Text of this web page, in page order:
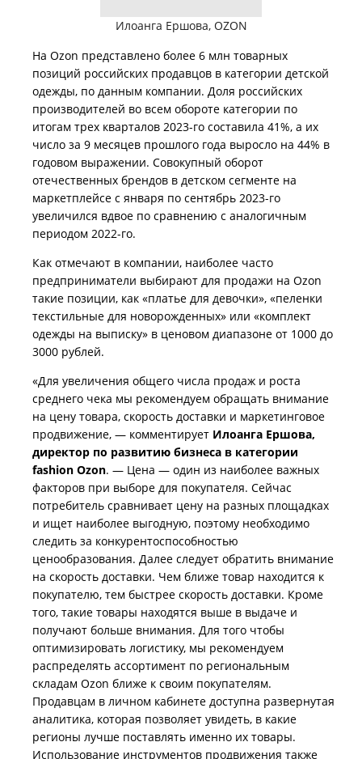
Илоанга Ершова, OZON
На Ozon представлено более 6 млн товарных
позиций российских продавцов в категории детской
одежды, по данным компании. Доля российских
производителей во всем обороте категории по
итогам трех кварталов 2023-го составила 41%, а их
число за 9 месяцев прошлого года выросло на 44% в
годовом выражении. Совокупный оборот
отечественных брендов в детском сегменте на
маркетплейсе с января по сентябрь 2023-го
увеличился вдвое по сравнению с аналогичным
периодом 2022-го.
Как отмечают в компании, наиболее часто
предприниматели выбирают для продажи на Ozon
такие позиции, как «платье для девочки», «пеленки
текстильные для новорожденных» или «комплект
одежды на выписку» в ценовом диапазоне от 1000 до
3000 рублей.
«Для увеличения общего числа продаж и роста
среднего чека мы рекомендуем обращать внимание
на цену товара, скорость доставки и маркетинговое
продвижение, — комментирует Илоанга Ершова,
директор по развитию бизнеса в категории
fashion Ozon. — Цена — один из наиболее важных
факторов при выборе для покупателя. Сейчас
потребитель сравнивает цену на разных площадках
и ищет наиболее выгодную, поэтому необходимо
следить за конкурентоспособностью
ценообразования. Далее следует обратить внимание
на скорость доставки. Чем ближе товар находится к
покупателю, тем быстрее скорость доставки. Кроме
того, такие товары находятся выше в выдаче и
получают больше внимания. Для того чтобы
оптимизировать логистику, мы рекомендуем
распределять ассортимент по региональным
складам Ozon ближе к своим покупателям.
Продавцам в личном кабинете доступна развернутая
аналитика, которая позволяет увидеть, в какие
регионы лучше поставлять именно их товары.
Использование инструментов продвижения также